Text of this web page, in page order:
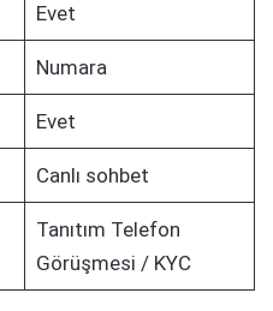
Evet
Numara
Evet
Canlı sohbet
Tanıtım Telefon
Görüşmesi / KYC